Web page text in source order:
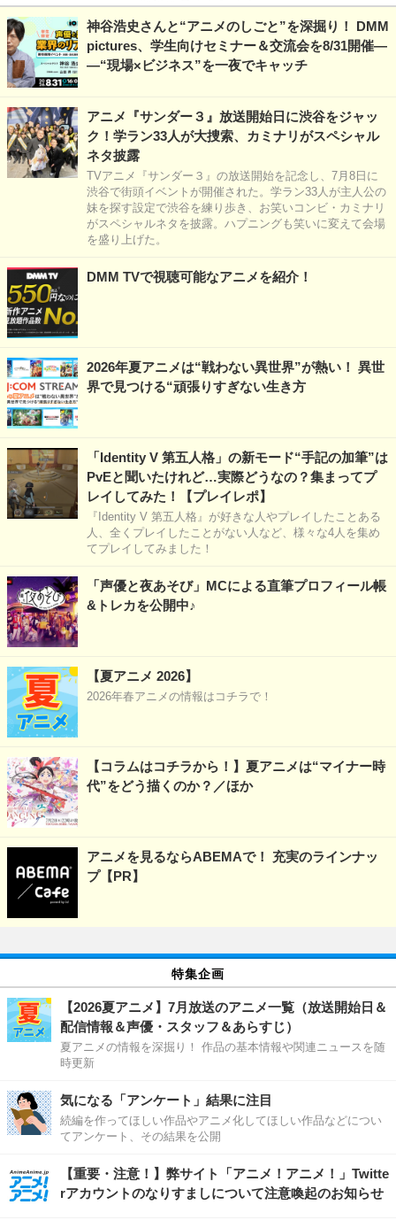
神谷浩史さんと“アニメのしごと”を深掘り！ DMM
pictures、学生向けセミナー＆交流会を8/31開催―
―“現場×ビジネス”を一夜でキャッチ
アニメ『サンダー３』放送開始日に渋谷をジャッ
ク！学ラン33人が大捜索、カミナリがスペシャル
ネタ披露
TVアニメ『サンダー３』の放送開始を記念し、7月8日に
渋谷で街頭イベントが開催された。学ラン33人が主人公の
妹を探す設定で渋谷を練り歩き、お笑いコンビ・カミナリ
がスペシャルネタを披露。ハプニングも笑いに変えて会場
を盛り上げた。
DMM TVで視聴可能なアニメを紹介！
2026年夏アニメは“戦わない異世界”が熱い！ 異世
界で見つける“頑張りすぎない生き方
「Identity V 第五人格」の新モード“手記の加筆”は
PvEと聞いたけれど…実際どうなの？集まってプ
レイしてみた！【プレイレポ】
『Identity V 第五人格』が好きな人やプレイしたことある
人、全くプレイしたことがない人など、様々な4人を集め
てプレイしてみました！
「声優と夜あそび」MCによる直筆プロフィール帳
&トレカを公開中♪
【夏アニメ 2026】
2026年春アニメの情報はコチラで！
【コラムはコチラから！】夏アニメは“マイナー時
代”をどう描くのか？／ほか
アニメを見るならABEMAで！ 充実のラインナッ
プ【PR】
特集企画
【2026夏アニメ】7月放送のアニメ一覧（放送開始日＆
配信情報＆声優・スタッフ＆あらすじ）
夏アニメの情報を深掘り！ 作品の基本情報や関連ニュースを随
時更新
気になる「アンケート」結果に注目
続編を作ってほしい作品やアニメ化してほしい作品などについ
てアンケート、その結果を公開
【重要・注意！】弊サイト「アニメ！アニメ！」Twitte
rアカウントのなりすましについて注意喚起のお知らせ